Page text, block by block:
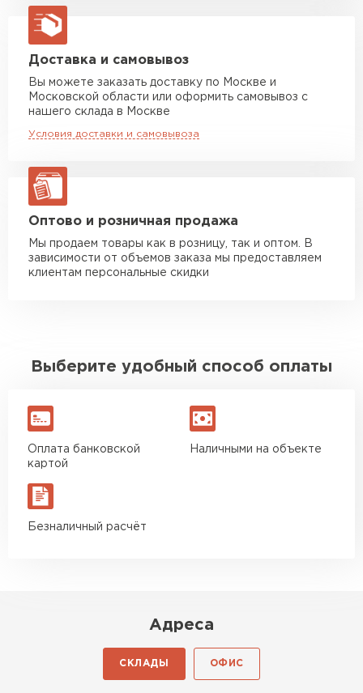
Машина до 20 тн до 80 м3
макс. длина груза 13,5 м
Манипулятор до 5 тн
Манипулятор до 10 тн
макс. длина груза 8 м
макс. длина груза 13,5 м
ЗАКАЗАТЬ С ДОСТАВКОЙ
Доставка и самовывоз
Вы можете заказать доставку по Москве и
Московской области или оформить самовывоз с
нашего склада в Москве
Условия доставки и самовывоза
Оптово и розничная продажа
Мы продаем товары как в розницу, так и оптом. В
зависимости от объемов заказа мы предоставляем
клиентам персональные скидки
Выберите удобный способ оплаты
Оплата банковской
картой
Наличными на объекте
Безналичный расчёт
Адреса
СКЛАДЫ ОФИС